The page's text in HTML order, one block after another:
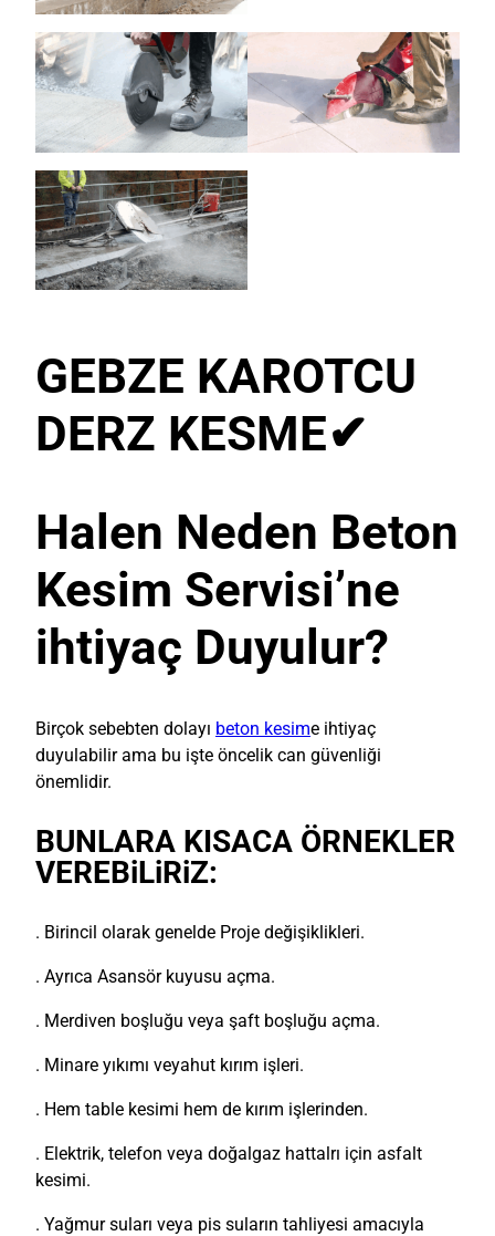
GEBZE KAROTCU
DERZ KESME✔
Halen Neden Beton
Kesim Servisi’ne
ihtiyaç Duyulur?
Birçok sebebten dolayı beton kesime ihtiyaç
duyulabilir ama bu işte öncelik can güvenliği
önemlidir.
BUNLARA KISACA ÖRNEKLER
VEREBiLiRiZ:
. Birincil olarak genelde Proje değişiklikleri.
. Ayrıca Asansör kuyusu açma.
. Merdiven boşluğu veya şaft boşluğu açma.
. Minare yıkımı veyahut kırım işleri.
. Hem table kesimi hem de kırım işlerinden.
. Elektrik, telefon veya doğalgaz hattalrı için asfalt
kesimi.
. Yağmur suları veya pis suların tahliyesi amacıyla